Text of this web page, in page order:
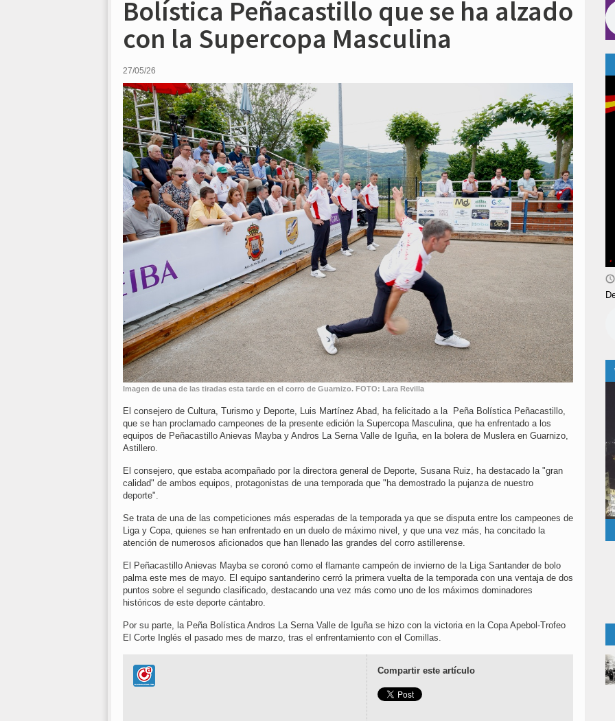
Bolística Peñacastillo que se ha alzado
con la Supercopa Masculina
27/05/26
Imagen de una de las tiradas esta tarde en el corro de Guarnizo. FOTO: Lara Revilla
El consejero de Cultura, Turismo y Deporte, Luis Martínez Abad, ha felicitado a la Peña Bolística Peñacastillo,
que se han proclamado campeones de la presente edición la Supercopa Masculina, que ha enfrentado a los
equipos de Peñacastillo Anievas Mayba y Andros La Serna Valle de Iguña, en la bolera de Muslera en Guarnizo,
Astillero.
El consejero, que estaba acompañado por la directora general de Deporte, Susana Ruiz, ha destacado la "gran
calidad" de ambos equipos, protagonistas de una temporada que "ha demostrado la pujanza de nuestro
deporte".
Se trata de una de las competiciones más esperadas de la temporada ya que se disputa entre los campeones de
Liga y Copa, quienes se han enfrentado en un duelo de máximo nivel, y que una vez más, ha concitado la
atención de numerosos aficionados que han llenado las grandes del corro astillerense.
El Peñacastillo Anievas Mayba se coronó como el flamante campeón de invierno de la Liga Santander de bolo
palma este mes de mayo. El equipo santanderino cerró la primera vuelta de la temporada con una ventaja de dos
puntos sobre el segundo clasificado, destacando una vez más como uno de los máximos dominadores
históricos de este deporte cántabro.
Por su parte, la Peña Bolística Andros La Serna Valle de Iguña se hizo con la victoria en la Copa Apebol-Trofeo
El Corte Inglés el pasado mes de marzo, tras el enfrentamiento con el Comillas.
Compartir este artículo